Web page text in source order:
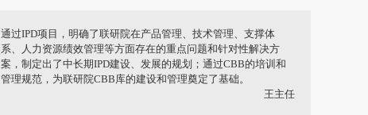
中天华夏在咨询服务过程中认真负责，能直面问题，专业审视、
解剖与诊断，提出了非常具有可操作性的计划和行动方案，IPD
项目一定会给万和的相关工作带来巨大的变化，以市场和客户为
导向，促使万和迈上一个新的台阶。
运营部总监 肖总，战略规划总监 查总